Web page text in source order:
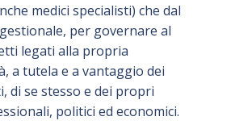
medici specialisti) che dal
per governare al
legati alla propria
a tutela e a vantaggio dei
di se stesso e dei propri
politici ed economici.